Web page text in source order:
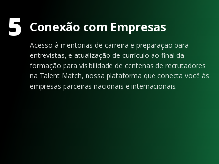
5 Conexão com Empresas
Acesso à mentorias de carreira e preparação para
entrevistas, e atualização de currículo ao final da
formação para visibilidade de centenas de recrutadores
na Talent Match, nossa plataforma que conecta você às
empresas parceiras nacionais e internacionais.